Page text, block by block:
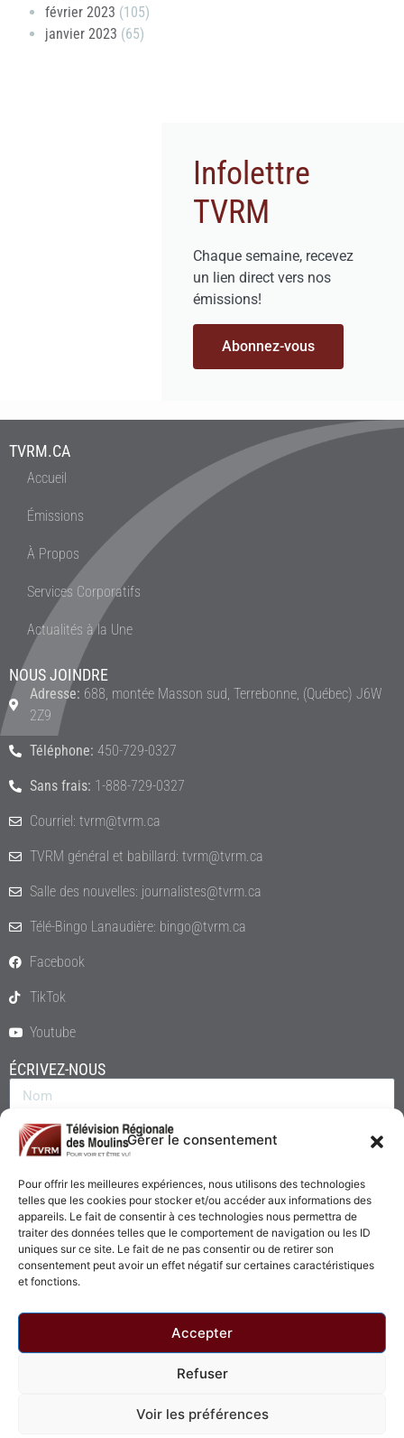
Gérer le consentement
Pour offrir les meilleures expériences, nous utilisons des technologies
telles que les cookies pour stocker et/ou accéder aux informations des
appareils. Le fait de consentir à ces technologies nous permettra de
traiter des données telles que le comportement de navigation ou les ID
uniques sur ce site. Le fait de ne pas consentir ou de retirer son
consentement peut avoir un effet négatif sur certaines caractéristiques
et fonctions.
Accepter
Refuser
Voir les préférences
février 2023 (105)
janvier 2023 (65)
Infolettre
TVRM
Chaque semaine, recevez
un lien direct vers nos
émissions!
Abonnez-vous
TVRM.CA
Accueil
Émissions
À Propos
Services Corporatifs
Actualités à la Une
NOUS JOINDRE
Adresse: 688, montée Masson sud, Terrebonne, (Québec) J6W
2Z9
Téléphone: 450-729-0327
Sans frais: 1-888-729-0327
Courriel: tvrm@tvrm.ca
TVRM général et babillard: tvrm@tvrm.ca
Salle des nouvelles: journalistes@tvrm.ca
Télé-Bingo Lanaudière: bingo@tvrm.ca
Facebook
TikTok
Youtube
ÉCRIVEZ-NOUS
© 2026 - Télévision Régionale des Moulins. Tous droits réservés.